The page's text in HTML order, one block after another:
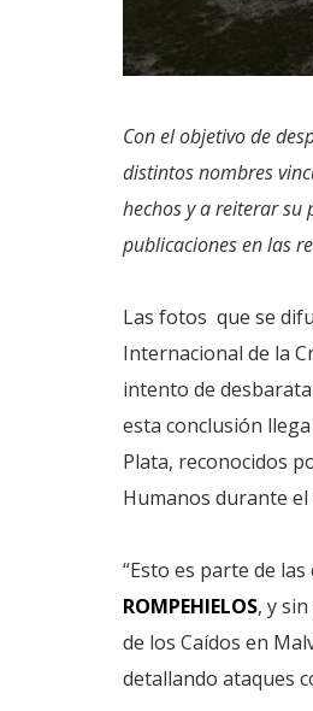
Con el objetivo de
distintos nombres
hechos y a reiterar su
publicaciones en las
Las fotos que se
Internacional de la
intento de
esta conclusión
Plata, reconocidos
Humanos durante
“Esto es parte de
ROMPEHIELOS, y
de los Caídos en
detallando ataques